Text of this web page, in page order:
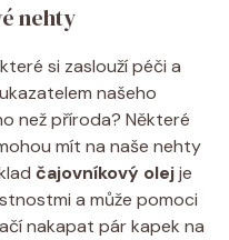
nehty
si zaslouží péči a
našeho
než příroda? Některé
mít na naše nehty
čajovníkový olejje
a může pomoci
nakapat pár kapek na